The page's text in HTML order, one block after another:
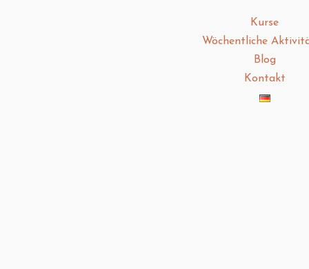
Kurse
Wöchentliche
Blog
Kontakt